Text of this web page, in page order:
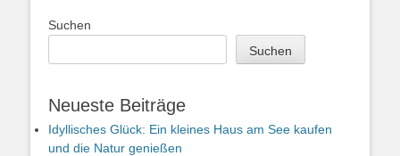
Suchen
Suchen
Neueste Beiträge
Idyllisches Glück: Ein kleines Haus am See kaufen
und die Natur genießen